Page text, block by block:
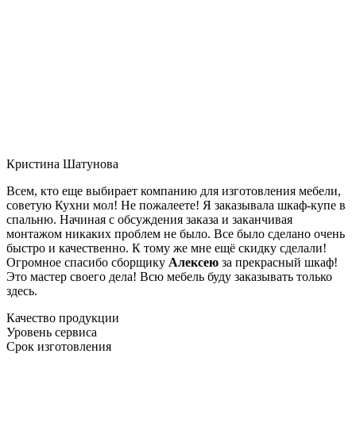
Кристина Шатунова
Всем, кто еще выбирает компанию для изготовления мебели,
советую Кухни мол! Не пожалеете! Я заказывала шкаф-купе в
спальню. Начиная с обсуждения заказа и заканчивая
монтажом никаких проблем не было. Все было сделано очень
быстро и качественно. К тому же мне ещё скидку сделали!
Огромное спасибо сборщику Алексею за прекрасный шкаф!
Это мастер своего дела! Всю мебель буду заказывать только
здесь.
Качество продукции
Уровень сервиса
Срок изготовления